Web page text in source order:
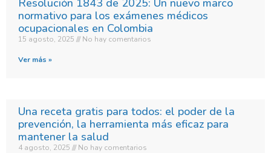
normativo para los exámenes médicos
ocupacionales en Colombia
15 agosto, 2025 No hay comentarios
Ver más »
Una receta gratis para todos: el poder de la
prevención, la herramienta más eficaz para
mantener la salud
4 agosto, 2025 No hay comentarios